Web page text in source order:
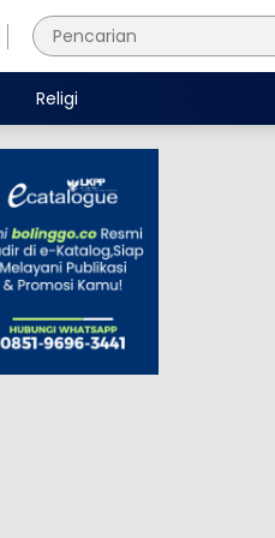
Religi